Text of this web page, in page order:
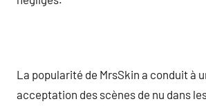
La popularité de MrsSkin a conduit à
acceptation des scènes de nu dans